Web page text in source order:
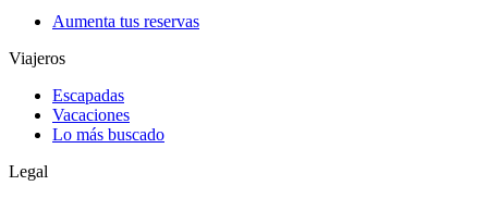
Aumenta tus reservas
Viajeros
Escapadas
Vacaciones
Lo más buscado
Legal